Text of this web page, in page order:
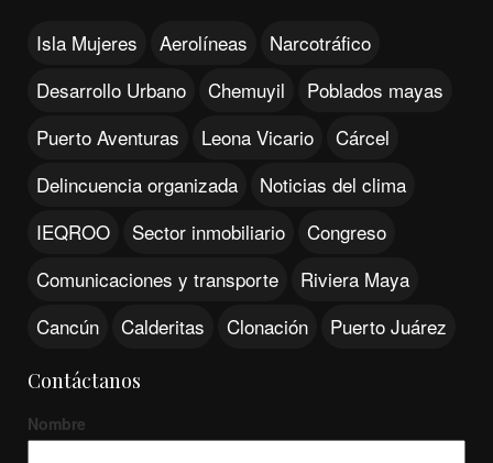
Isla Mujeres Aerolíneas
Narcotráfico
Desarrollo Urbano
Chemuyil
Poblados mayas
Puerto Aventuras
Leona Vicario
Cárcel
Delincuencia organizada
Noticias del clima
IEQROO
Sector inmobiliario
Congreso
Comunicaciones y transporte
Riviera Maya
Cancún
Calderitas Clonación Puerto Juárez
Contáctanos
Nombre